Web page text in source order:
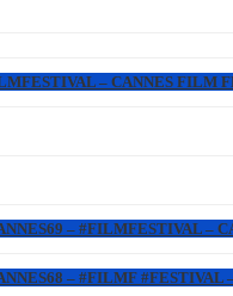
– CANNES FILM
– #FILMFESTIVAL –
– #FILMF #FESTIVAL